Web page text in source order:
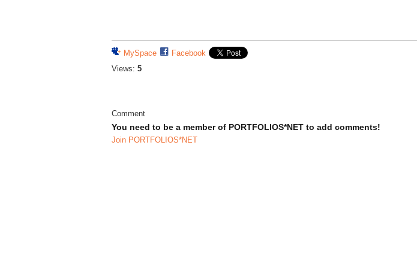
MySpace
Facebook
Views: 5
Comment
You need to be a member of PORTFOLIOS*NET to add comments!
Join PORTFOLIOS*NET